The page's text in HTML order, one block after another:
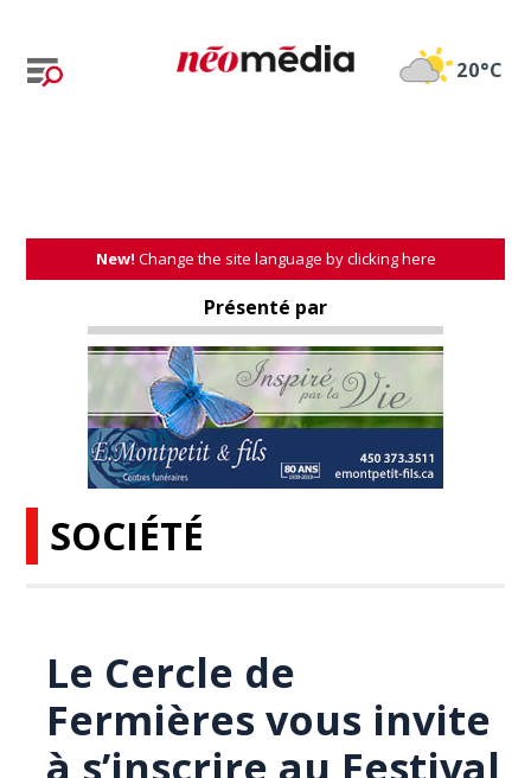
20°C
New! Change the site language by clicking here
Présenté par
SOCIÉTÉ
Le Cercle de
Fermières vous invite